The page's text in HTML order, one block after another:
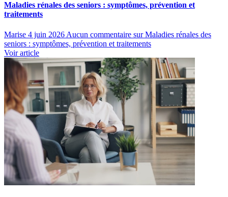
Maladies rénales des seniors : symptômes, prévention et
traitements
Marise 4 juin 2026 Aucun commentaire sur Maladies rénales des
seniors : symptômes, prévention et traitements
Voir article